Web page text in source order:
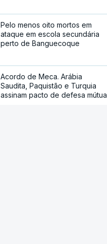
Pelo menos oito mortos em
ataque em escola secundária
perto de Banguecoque
Acordo de Meca. Arábia
Saudita, Paquistão e Turquia
assinam pacto de defesa mútua